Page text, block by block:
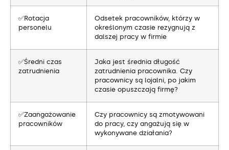
✅Rotacja
personelu
Odsetek pracowników, którzy w
określonym czasie rezygnują z
dalszej pracy w firmie
✅Średni czas
zatrudnienia
Jaka jest średnia długość
zatrudnienia pracownika. Czy
pracownicy są lojalni, po jakim
czasie opuszczają firmę?
✅Zaangażowanie
pracowników
Czy pracownicy są zmotywowani
do pracy, czy angażują się w
wykonywane działania?